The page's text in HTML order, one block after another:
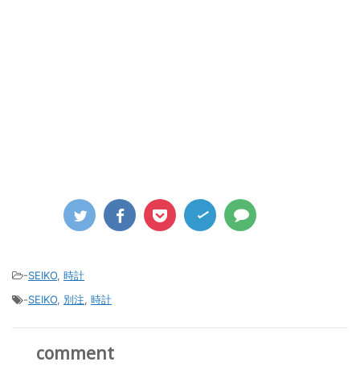
-SEIKO, 時計
-SEIKO, 別注, 時計
comment